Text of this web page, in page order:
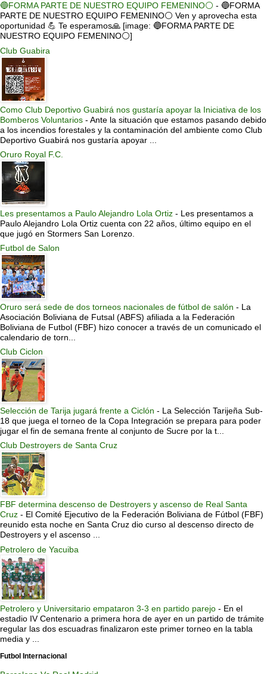
🔵FORMA PARTE DE NUESTRO EQUIPO FEMENINO⚪ - 🔵FORMA
PARTE DE NUESTRO EQUIPO FEMENINO⚪ Ven y aprovecha esta
oportunidad 💪 Te esperamos🙏 [image: 🔵FORMA PARTE DE
NUESTRO EQUIPO FEMENINO⚪]
Club Guabira
Como Club Deportivo Guabirá nos gustaría apoyar la Iniciativa de los
Bomberos Voluntarios - Ante la situación que estamos pasando debido
a los incendios forestales y la contaminación del ambiente como Club
Deportivo Guabirá nos gustaría apoyar ...
Oruro Royal F.C.
Les presentamos a Paulo Alejandro Lola Ortiz - Les presentamos a
Paulo Alejandro Lola Ortiz cuenta con 22 años, último equipo en el
que jugó en Stormers San Lorenzo.
Futbol de Salon
Oruro será sede de dos torneos nacionales de fútbol de salón - La
Asociación Boliviana de Futsal (ABFS) afiliada a la Federación
Boliviana de Futbol (FBF) hizo conocer a través de un comunicado el
calendario de torn...
Club Ciclon
Selección de Tarija jugará frente a Ciclón - La Selección Tarijeña Sub-
18 que juega el torneo de la Copa Integración se prepara para poder
jugar el fin de semana frente al conjunto de Sucre por la t...
Club Destroyers de Santa Cruz
FBF determina descenso de Destroyers y ascenso de Real Santa
Cruz - El Comité Ejecutivo de la Federación Boliviana de Fútbol (FBF)
reunido esta noche en Santa Cruz dio curso al descenso directo de
Destroyers y el ascenso ...
Petrolero de Yacuiba
Petrolero y Universitario empataron 3-3 en partido parejo - En el
estadio IV Centenario a primera hora de ayer en un partido de trámite
regular las dos escuadras finalizaron este primer torneo en la tabla
media y ...
Futbol Internacional